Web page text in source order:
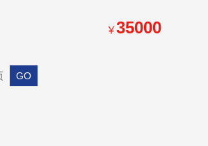
￥35000